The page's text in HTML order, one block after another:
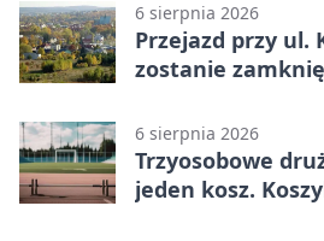
6 sierpnia 2026
Przejazd przy ul.
zostanie
6 sierpnia 2026
Trzyosobowe
jeden kosz.